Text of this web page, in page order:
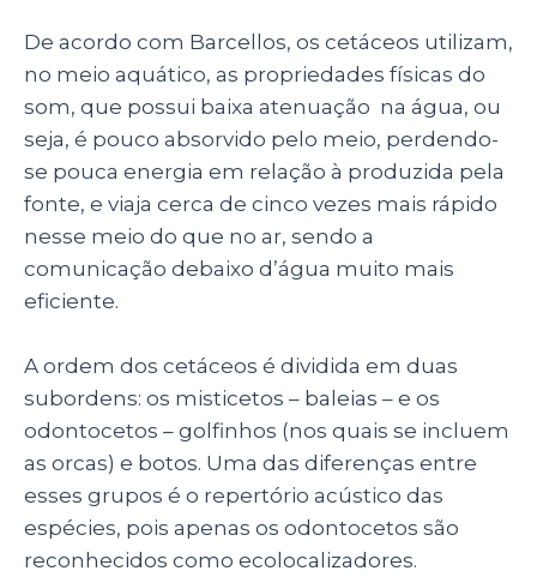
De acordo com Barcellos, os cetáceos utilizam,
no meio aquático, as propriedades físicas do
som, que possui baixa atenuação na água, ou
seja, é pouco absorvido pelo meio, perdendo-
se pouca energia em relação à produzida pela
fonte, e viaja cerca de cinco vezes mais rápido
nesse meio do que no ar, sendo a
comunicação debaixo d’água muito mais
eficiente.
A ordem dos cetáceos é dividida em duas
subordens: os misticetos – baleias – e os
odontocetos – golfinhos (nos quais se incluem
as orcas) e botos. Uma das diferenças entre
esses grupos é o repertório acústico das
espécies, pois apenas os odontocetos são
reconhecidos como ecolocalizadores.